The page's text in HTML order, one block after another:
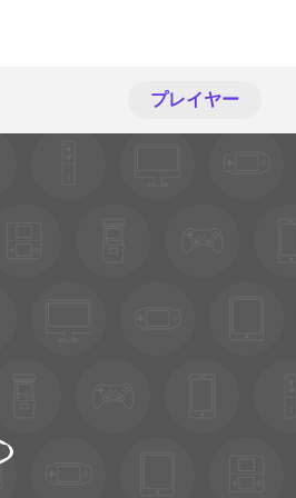
プレイヤー